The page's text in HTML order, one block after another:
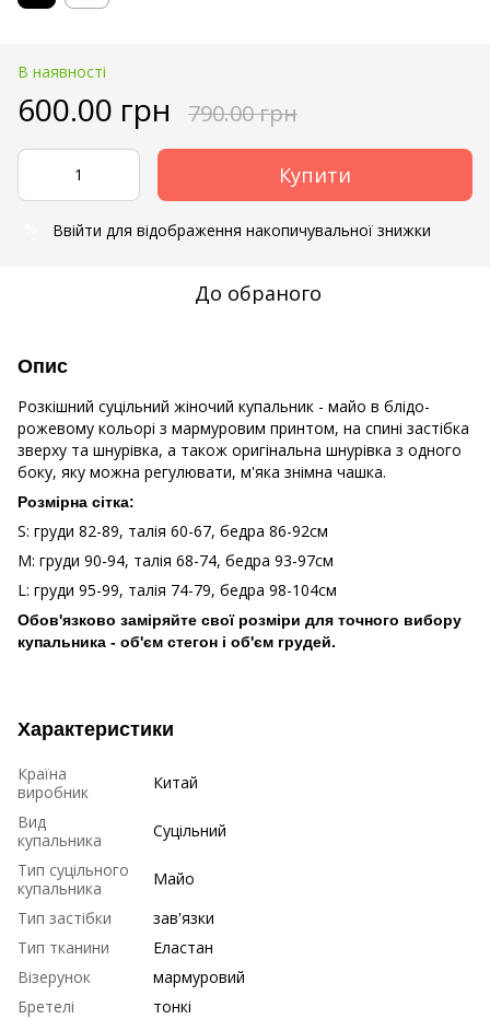
В наявності
600.00 грн 790.00 грн
Купити
Ввійти для відображення накопичувальної знижки
До обраного
Опис
Розкішний суцільний жіночий купальник - майо в блідо-
рожевому кольорі з мармуровим принтом, на спині застібка
зверху та шнурівка, а також оригінальна шнурівка з одного
боку, яку можна регулювати, м'яка знімна чашка.
Розмірна сітка:
S: груди 82-89, талія 60-67, бедра 86-92см
М: груди 90-94, талія 68-74, бедра 93-97см
L: груди 95-99, талія 74-79, бедра 98-104см
Обов'язково заміряйте свої розміри для точного вибору
купальника - об'єм стегон і об'єм грудей.
Характеристики
Країна
виробник
Китай
Вид
купальника
Суцільний
Тип суцільного
купальника
Майо
Тип застібки
зав'язки
Тип тканини
Еластан
Візерунок
мармуровий
Бретелі
тонкі